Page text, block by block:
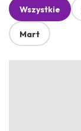
Wszystkie
Mart